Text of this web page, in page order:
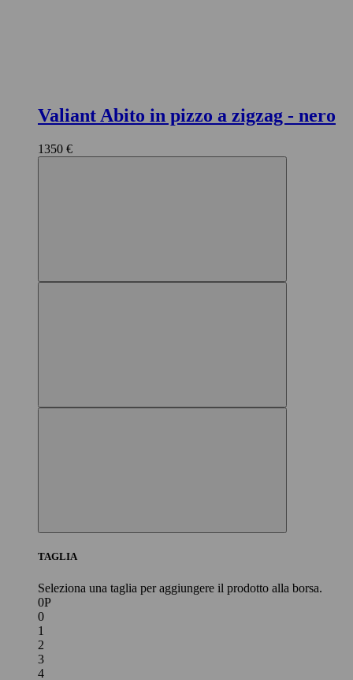
Valiant Abito in pizzo a zigzag - nero
1350 €
TAGLIA
Seleziona una taglia per aggiungere il prodotto alla borsa.
0P
0
1
2
3
4